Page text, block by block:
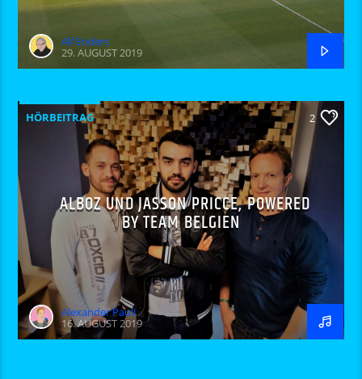
Alf Enders
29. AUGUST 2019
HÖRBEITRAG 2
ALBOZ UND JASSON PRICCE, POWERED
BY TEAM BELGIEN
Alexander Pauli
16. AUGUST 2019